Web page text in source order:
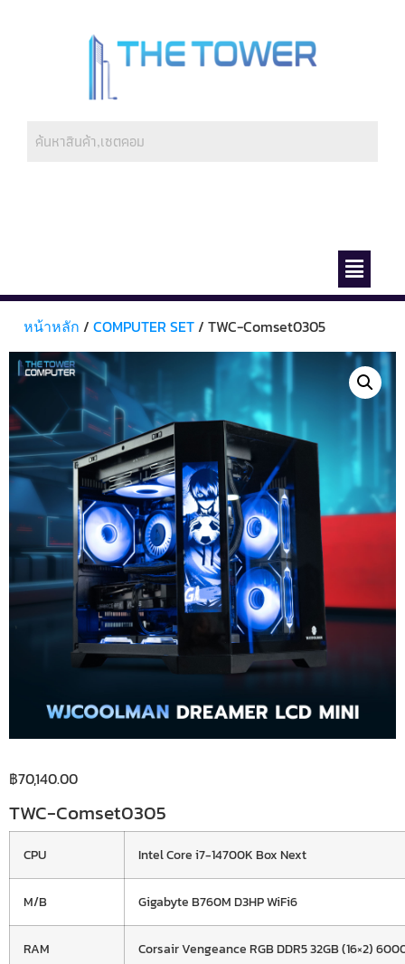
หน้าหลัก / COMPUTER SET/ TWC-Comset0305
฿70,140.00
TWC-Comset0305
CPU Intel Core i7-14700K Box Next
M/B Gigabyte B760M D3HP WiFi6
RAM Corsair Vengeance RGB DDR5 32GB (16×2)